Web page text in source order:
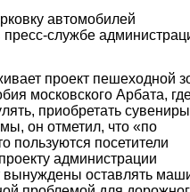
автомобилей
службе
проект пешеходной
московского Арбата,
приобретать
он отметил, что «по
пользуются посетители
администрации
вынуждены оставлять